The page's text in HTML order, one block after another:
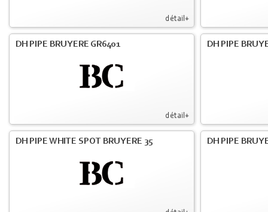
détail+
détail+
DH PIPE BRUYERE GR6401 DH PIPE
DH PIPE WHITE SPOT BRUYERE 35 DH PIPE